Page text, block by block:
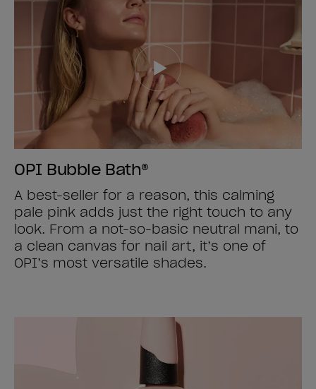
OPI Bubble Bath®
A best-seller for a reason, this calming
pale pink adds just the right touch to any
look. From a not-so-basic neutral mani, to
a clean canvas for nail art, it’s one of
OPI’s most versatile shades.